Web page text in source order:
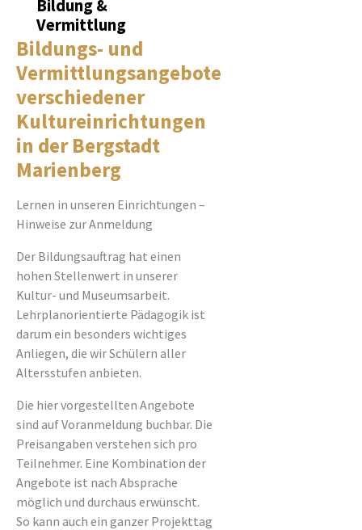
Bildung &
Vermittlung
Bildungs- und
Vermittlungsangebote
verschiedener
Kultureinrichtungen
in der Bergstadt
Marienberg
Lernen in unseren Einrichtungen –
Hinweise zur Anmeldung
Der Bildungsauftrag hat einen
hohen Stellenwert in unserer
Kultur- und Museumsarbeit.
Lehrplanorientierte Pädagogik ist
darum ein besonders wichtiges
Anliegen, die wir Schülern aller
Altersstufen anbieten.
Die hier vorgestellten Angebote
sind auf Voranmeldung buchbar. Die
Preisangaben verstehen sich pro
Teilnehmer. Eine Kombination der
Angebote ist nach Absprache
möglich und durchaus erwünscht.
So kann auch ein ganzer Projekttag